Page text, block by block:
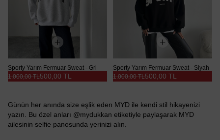
Sporty Yarım Fermuar Sweat - Gri
500,00 TL
1.000,00 TL
Sporty Yarım Fermuar Sweat - Siyah
500,00 TL
1.000,00 TL
Günün her anında size eşlik eden MYD ile kendi stil hikayenizi
yazın. Bu özel anları @mydukkan etiketiyle paylaşarak MYD
ailesinin selfie panosunda yerinizi alın.